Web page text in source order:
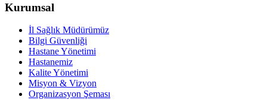
Kurumsal
İl Sağlık Müdürümüz
Bilgi Güvenliği
Hastane Yönetimi
Hastanemiz
Kalite Yönetimi
Misyon & Vizyon
Organizasyon Şeması